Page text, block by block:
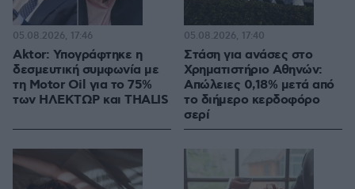
Aktor: Υπογράφτηκε η
δεσμευτική συμφωνία με
τη Motor Oil για το 75%
των ΗΛΕΚΤΩΡ και THALIS
05.08.2026, 17:46
Στάση για ανάσες στο
Χρηματιστήριο Αθηνών:
Απώλειες 0,18% μετά από
το διήμερο κερδοφόρο
σερί
05.08.2026, 17:40